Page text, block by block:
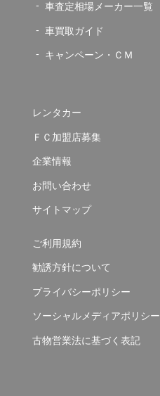
車査定相場メーカー一覧
車買取ガイド
キャンペーン・ＣＭ
レンタカー
ＦＣ加盟店募集
企業情報
お問い合わせ
サイトマップ
ご利用規約
勧誘方針について
プライバシーポリシー
ソーシャルメディアポリシー
古物営業法に基づく表記